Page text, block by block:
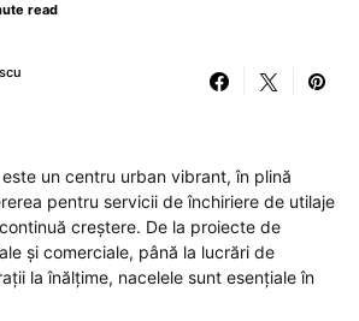
read
un centru urban vibrant, în plină
pentru servicii de închiriere de utilaje
creștere. De la proiecte de
și comerciale, până la lucrări de
la înălțime, nacelele sunt esențiale în